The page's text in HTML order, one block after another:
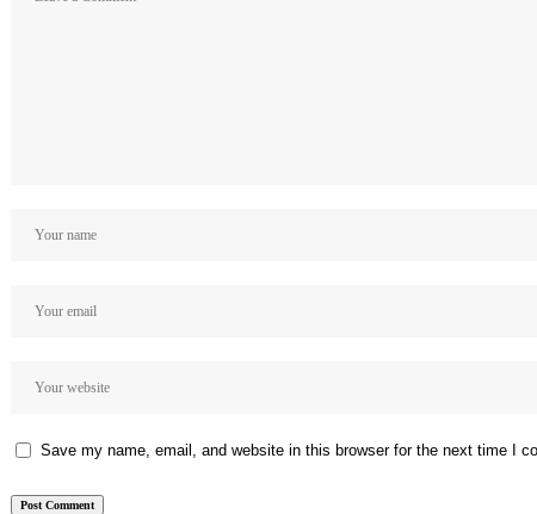
Save my name, email, and website in this browser for the next time I